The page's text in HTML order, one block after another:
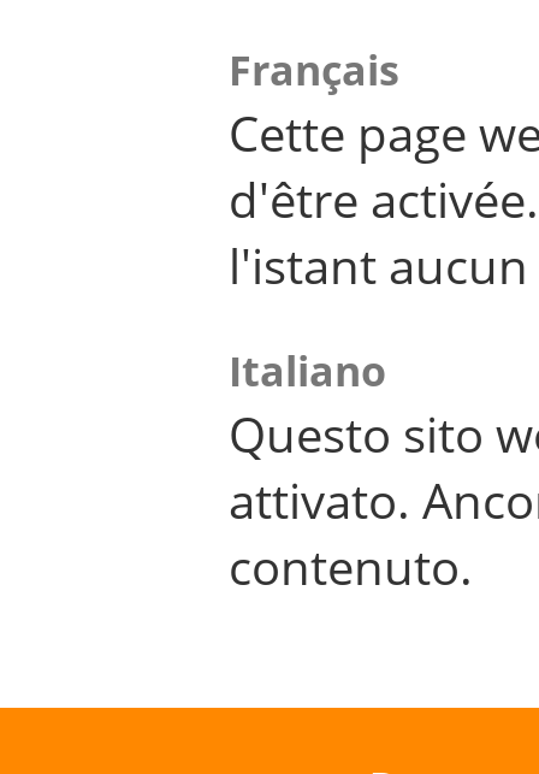
Français
Cette page
d'être
l'istant
Italiano
Questo sito
attivato.
contenuto.